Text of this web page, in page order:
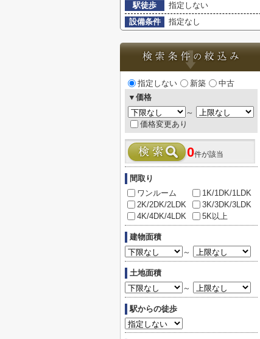
駅徒歩
指定しない
設備条件
指定なし
指定しない 新築
中古
▼価格
～
価格変更あり
0件が該当
間取り
ワンルーム
1K/1DK/1LDK
2K/2DK/2LDK
3K/3DK/3LDK
4K/4DK/4LDK
5K以上
建物面積
～
土地面積
～
駅からの徒歩